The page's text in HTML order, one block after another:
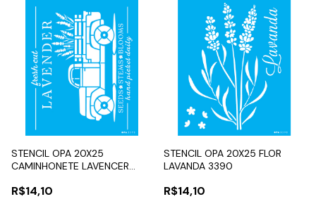
STENCIL OPA 20X25
CAMINHONETE LAVENCER
R$14,10
STENCIL OPA 20X25 FLOR
LAVANDA 3390
R$14,10